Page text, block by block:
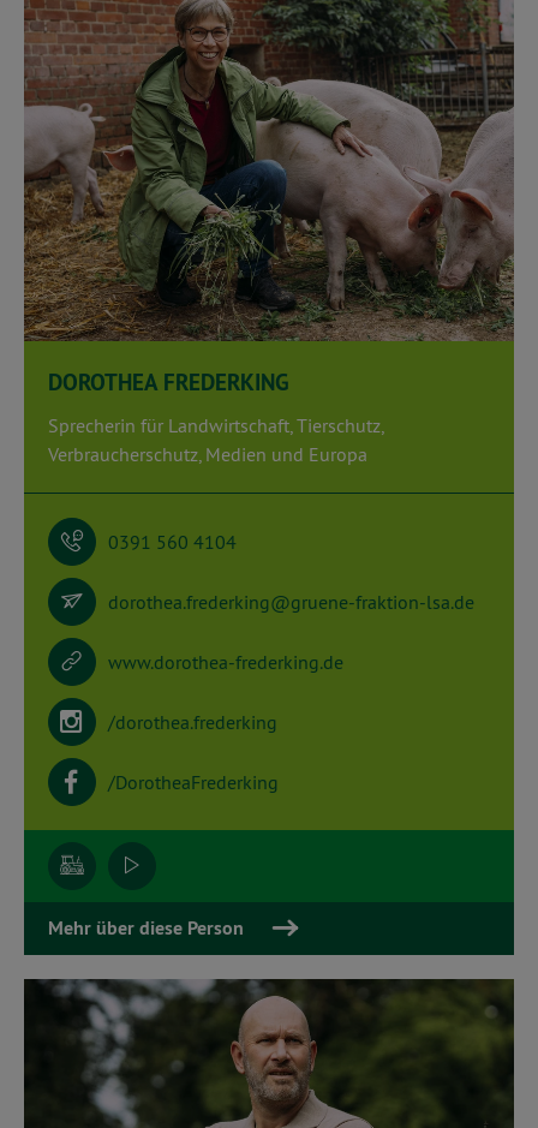
DOROTHEA FREDERKING
Sprecherin für Landwirtschaft, Tierschutz,
Verbraucherschutz, Medien und Europa
0391 560 4104
dorothea.frederking@gruene-fraktion-lsa.de
www.dorothea-frederking.de
/dorothea.frederking
/DorotheaFrederking
Mehr über diese Person